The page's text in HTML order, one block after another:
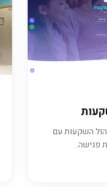
השקעות עם
פגישה.